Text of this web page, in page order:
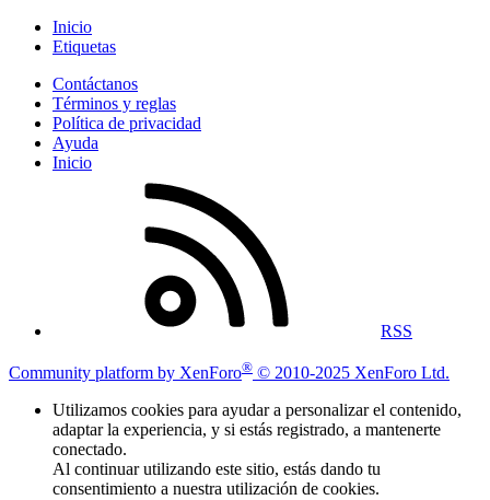
Inicio
Etiquetas
Contáctanos
Términos y reglas
Política de privacidad
Ayuda
Inicio
RSS
Community platform by XenForo® © 2010-2025 XenForo Ltd.
Utilizamos cookies para ayudar a personalizar el contenido,
adaptar la experiencia, y si estás registrado, a mantenerte
conectado.
Al continuar utilizando este sitio, estás dando tu
consentimiento a nuestra utilización de cookies.